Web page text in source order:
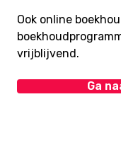
Ook online
vrijblijvend.
Ga